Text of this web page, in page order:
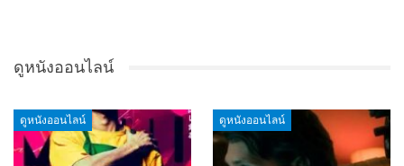
ดูหนังออนไลน์
ดูหนังออนไลน์ ดูหนังออนไลน์